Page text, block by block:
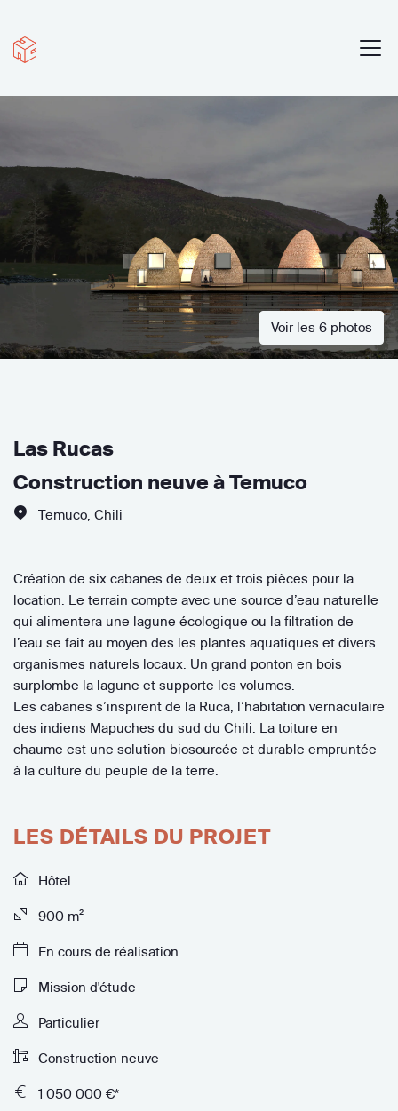
Voir les 6 photos
Las Rucas
Construction neuve à Temuco
Temuco Chili
Création de six cabanes de deux et trois pièces pour la
location. Le terrain compte avec une source d’eau naturelle
qui alimentera une lagune écologique ou la filtration de
l’eau se fait au moyen des les plantes aquatiques et divers
organismes naturels locaux. Un grand ponton en bois
surplombe la lagune et supporte les volumes.
Les cabanes s’inspirent de la Ruca, l’habitation vernaculaire
des indiens Mapuches du sud du Chili. La toiture en
chaume est une solution biosourcée et durable empruntée
à la culture du peuple de la terre.
LES DÉTAILS DU PROJET
Hôtel
900 m²
En cours de réalisation
Mission d'étude
Particulier
Construction neuve
1 050 000 €*